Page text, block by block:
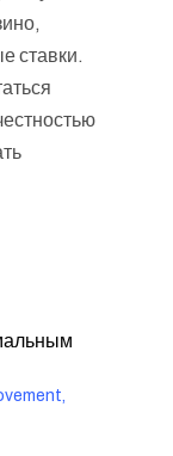
ставки.